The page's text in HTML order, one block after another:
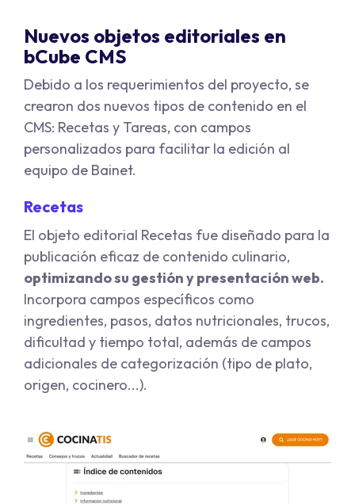
Nuevos objetos editoriales en
bCube CMS
Debido a los requerimientos del proyecto, se
crearon dos nuevos tipos de contenido en el
CMS: Recetas y Tareas, con campos
personalizados para facilitar la edición al
equipo de Bainet.
Recetas
El objeto editorial Recetas fue diseñado para la
publicación eficaz de contenido culinario,
optimizando su gestión y presentación web.
Incorpora campos específicos como
ingredientes, pasos, datos nutricionales, trucos,
dificultad y tiempo total, además de campos
adicionales de categorización (tipo de plato,
origen, cocinero...).